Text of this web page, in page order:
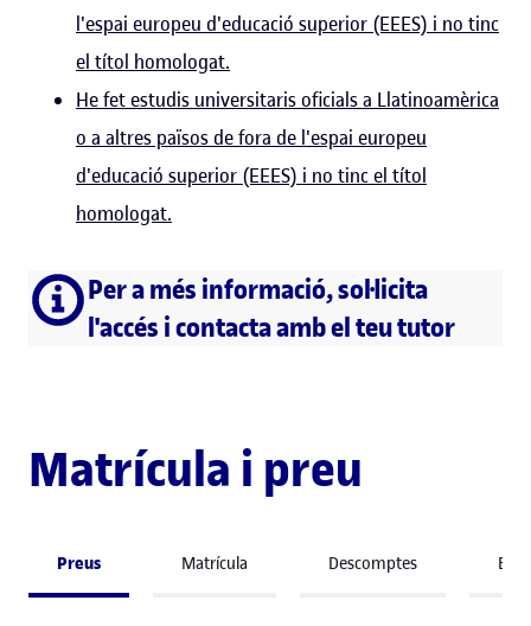
l'espai europeu d'educació superior (EEES) i no tinc
el títol homologat.
He fet estudis universitaris oficials a Llatinoamèrica
o a altres països de fora de l'espai europeu
d'educació superior (EEES) i no tinc el títol
homologat.
Per a més informació, sol·licita
l'accés i contacta amb el teu tutor
Matrícula i preu
Preus Matrícula Descomptes